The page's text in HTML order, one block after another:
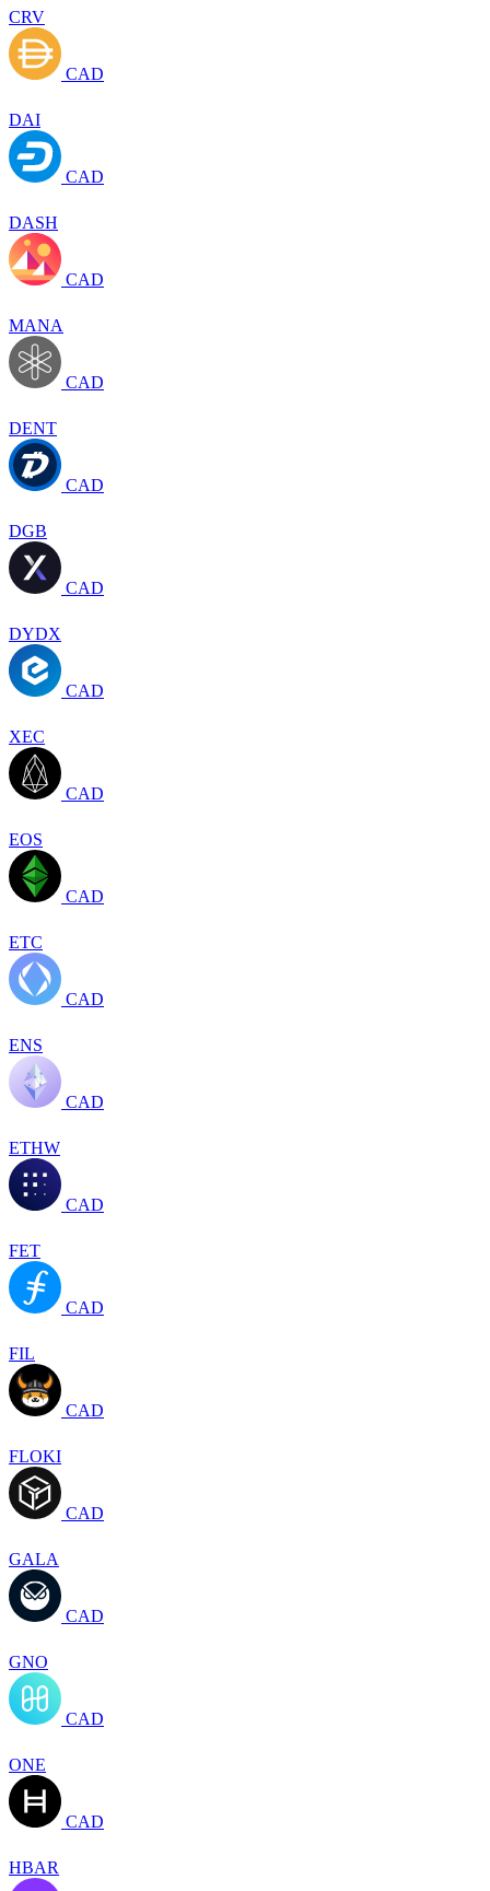
CRV
CAD
DAI
CAD
DASH
CAD
MANA
CAD
DENT
CAD
DGB
CAD
DYDX
CAD
XEC
CAD
EOS
CAD
ETC
CAD
ENS
CAD
ETHW
CAD
FET
CAD
FIL
CAD
FLOKI
CAD
GALA
CAD
GNO
CAD
ONE
CAD
HBAR